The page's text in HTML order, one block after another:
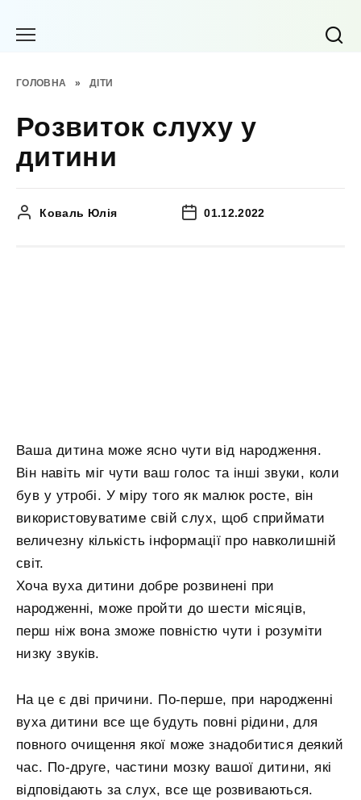
ГОЛОВНА » ДІТИ
Розвиток слуху у
дитини
Коваль Юлія 01.12.2022
Ваша дитина може ясно чути від народження.
Він навіть міг чути ваш голос та інші звуки, коли
був у утробі. У міру того як малюк росте, він
використовуватиме свій слух, щоб сприймати
величезну кількість інформації про навколишній
світ.
Хоча вуха дитини добре розвинені при
народженні, може пройти до шести місяців,
перш ніж вона зможе повністю чути і розуміти
низку звуків.
На це є дві причини. По-перше, при народженні
вуха дитини все ще будуть повні рідини, для
повного очищення якої може знадобитися деякий
час. По-друге, частини мозку вашої дитини, які
відповідають за слух, все ще розвиваються.